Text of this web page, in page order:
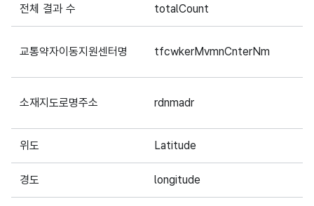
전체 결과 수 totalCount
교통약자이동지원센터명 tfcwkerMvmnCnterNm
소재지도로명주소 rdnmadr
위도 Latitude
경도 longitude